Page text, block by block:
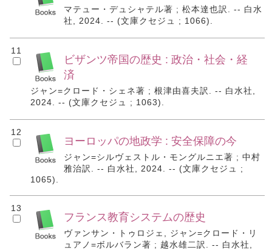
マテュー・デュシャテル著 ; 松本達也訳. -- 白水
社, 2024. -- (文庫クセジュ ; 1066).
11
ビザンツ帝国の歴史 : 政治・社会・経
済
ジャン=クロード・シェネ著 ; 根津由喜夫訳. -- 白水社,
2024. -- (文庫クセジュ ; 1063).
12
ヨーロッパの地政学 : 安全保障の今
ジャン=シルヴェストル・モングルニエ著 ; 中村
雅治訳. -- 白水社, 2024. -- (文庫クセジュ ;
1065).
13
フランス教育システムの歴史
ヴァンサン・トゥロジェ, ジャン=クロード・リ
ュアノ=ボルバラン著 ; 越水雄二訳. -- 白水社,